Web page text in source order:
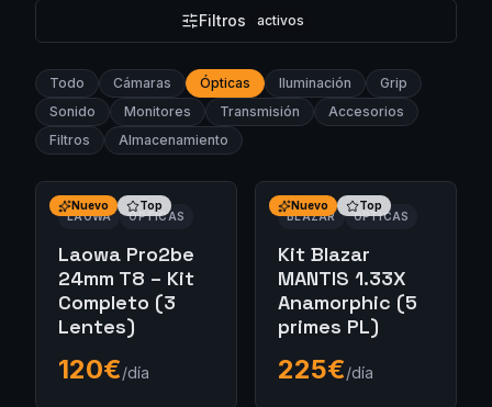
Filtros activos
Todo Cámaras Ópticas Iluminación
Grip
Sonido
Monitores Transmisión
Accesorios
Filtros
Almacenamiento
Nuevo
Top
LAOWA
ÓPTICAS
Laowa Pro2be
24mm T8 – Kit
Completo (3
Lentes)
120€/día
Nuevo
Top
BLAZAR
ÓPTICAS
Kit Blazar
MANTIS 1.33X
Anamorphic (5
primes PL)
225€/día